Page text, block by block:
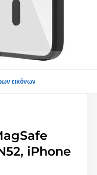
εικόνων
iPhone